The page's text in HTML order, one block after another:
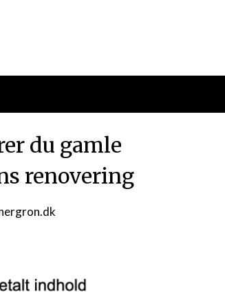
du gamle
renovering